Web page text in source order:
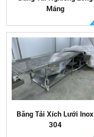
Máng
Băng Tải Xích Lưới Inox
304